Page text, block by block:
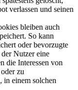
verlassen und seinen
bleiben auch
So kann
oder bevorzugte
Nutzer eine
die Interessen von
zu
in einem solchen